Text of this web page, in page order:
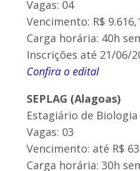
Vagas: 04
Vencimento: R$
Carga horária: 40h
Inscrições até 21/06/
Confira o edital
SEPLAG (Alagoas)
Estagiário de Biologia
Vagas: 03
Vencimento: até R$
Carga horária: 30h